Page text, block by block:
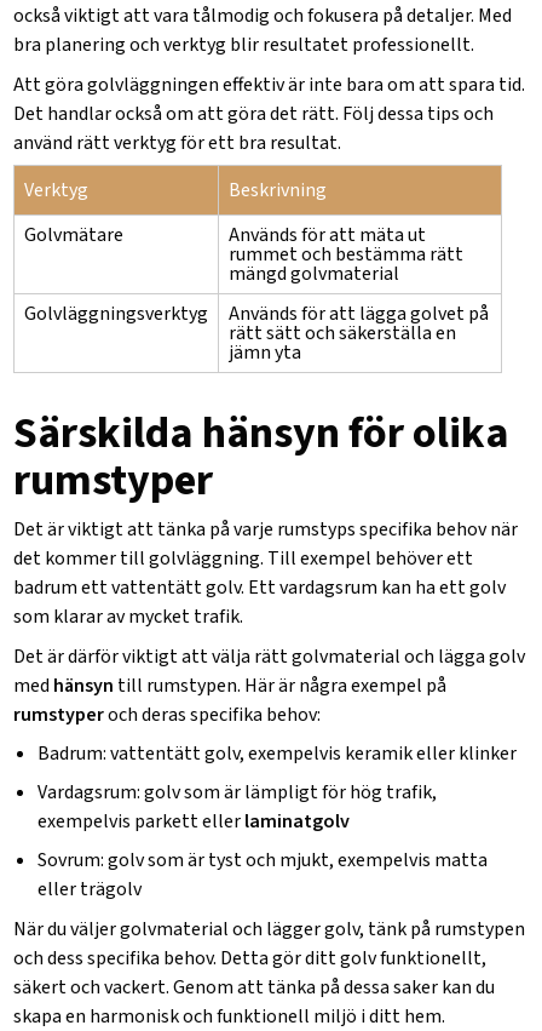
också viktigt att vara tålmodig och fokusera på detaljer. Med
bra planering och verktyg blir resultatet professionellt.
Att göra golvläggningen effektiv är inte bara om att spara tid.
Det handlar också om att göra det rätt. Följ dessa tips och
använd rätt verktyg för ett bra resultat.
Verktyg
Beskrivning
Golvmätare
Används för att mäta ut
rummet och bestämma rätt
mängd golvmaterial
Golvläggningsverktyg
Används för att lägga golvet på
rätt sätt och säkerställa en
jämn yta
Särskilda hänsyn för olika
rumstyper
Det är viktigt att tänka på varje rumstyps specifika behov när
det kommer till golvläggning. Till exempel behöver ett
badrum ett vattentätt golv. Ett vardagsrum kan ha ett golv
som klarar av mycket trafik.
Det är därför viktigt att välja rätt golvmaterial och lägga golv
med hänsyn till rumstypen. Här är några exempel på
rumstyperoch deras specifika behov:
Badrum: vattentätt golv, exempelvis keramik eller klinker
Vardagsrum: golv som är lämpligt för hög trafik,
exempelvis parkett ellerlaminatgolv
Sovrum: golv som är tyst och mjukt, exempelvis matta
eller trägolv
När du väljer golvmaterial och lägger golv, tänk på rumstypen
och dess specifika behov. Detta gör ditt golv funktionellt,
säkert och vackert. Genom att tänka på dessa saker kan du
skapa en harmonisk och funktionell miljö i ditt hem.